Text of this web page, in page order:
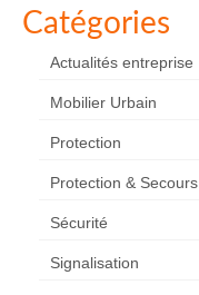
Catégories
Actualités entreprise
Mobilier Urbain
Protection
Protection & Secours
Sécurité
Signalisation